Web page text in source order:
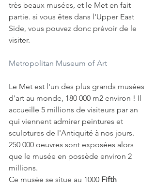
très beaux musées, et le Met en fait
partie. si vous êtes dans l'Upper East
Side, vous pouvez donc prévoir de le
visiter.
Metropolitan Museum of Art
Le Met est l'un des plus grands musées
d'art au monde, 180 000 m2 environ ! Il
accueille 5 millions de visiteurs par an
qui viennent admirer peintures et
sculptures de l'Antiquité à nos jours.
250 000 oeuvres sont exposées alors
que le musée en possède environ 2
millions.
Ce musée se situe au 1000 Fifth